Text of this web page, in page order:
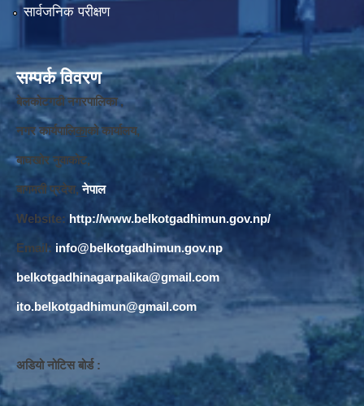
सार्वजनिक परीक्षण
सम्पर्क विवरण
बेलकोटगढी नगरपालिका ,
नगर कार्यपालिकाको कार्यालय,
बाघखोर नुवाकोट,
बागमती प्रदेश, नेपाल
Website: http://www.belkotgadhimun.gov.np/
Email: info@belkotgadhimun.gov.np
belkotgadhinagarpalika@gmail.com
ito.belkotgadhimun@gmail.com
अडियो नोटिस बोर्ड :